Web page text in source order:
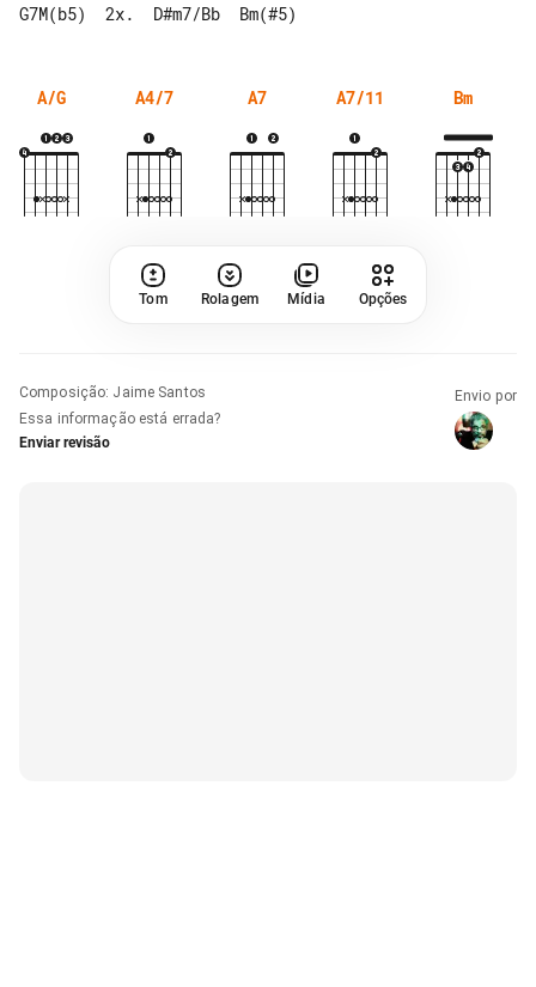
A/G A4/7 A7 A7/11 Bm
Tom Rolagem Mídia Opções
Composição: Jaime Santos
Essa informação está errada?
Enviar revisão
Envio por